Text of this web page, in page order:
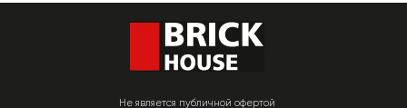
Не является публичной офертой